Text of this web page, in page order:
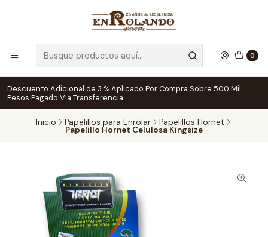
0
Descuento Adicional de 3 % Aplicado Por Compra Sobre 500 Mil
Pesos Pagado Via Transferencia.
Inicio Papelillos para Enrolar Papelillos Hornet
Papelillo Hornet Celulosa Kingsize